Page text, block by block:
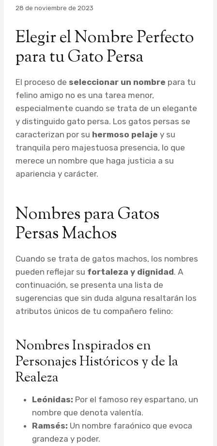
Por
28 de noviembre de 2023
Elegir el Nombre Perfecto
para tu Gato Persa
El proceso de seleccionar un nombre para tu
felino amigo no es una tarea menor,
especialmente cuando se trata de un elegante
y distinguido gato persa. Los gatos persas se
caracterizan por su hermoso pelaje y su
tranquila pero majestuosa presencia, lo que
merece un nombre que haga justicia a su
apariencia y carácter.
Nombres para Gatos
Persas Machos
Cuando se trata de gatos machos, los nombres
pueden reflejar su fortaleza y dignidad. A
continuación, se presenta una lista de
sugerencias que sin duda alguna resaltarán los
atributos únicos de tu compañero felino:
Nombres Inspirados en
Personajes Históricos y de la
Realeza
Leónidas: Por el famoso rey espartano, un
nombre que denota valentía.
Ramsés: Un nombre faraónico que evoca
grandeza y poder.